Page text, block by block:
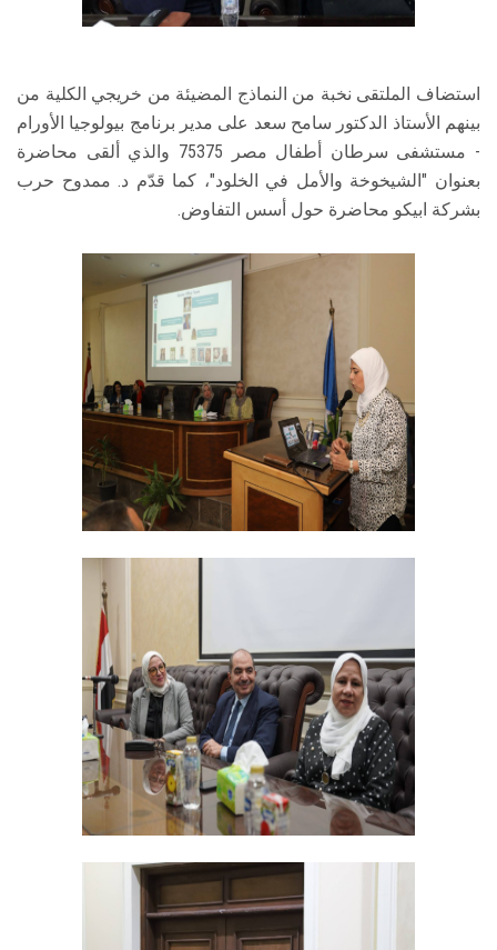
استضاف الملتقى نخبة من النماذج المضيئة من خريجي الكلية من
بينهم الأستاذ الدكتور سامح سعد على مدير برنامج بيولوجيا الأورام
- مستشفى سرطان أطفال مصر 75375 والذي ألقى محاضرة
بعنوان "الشيخوخة والأمل في الخلود"، كما قدّم د. ممدوح حرب
بشركة ابيكو محاضرة حول أسس التفاوض.